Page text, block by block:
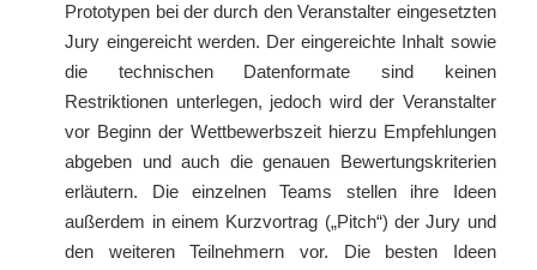
Prototypen bei der durch den Veranstalter eingesetzten
Jury eingereicht werden. Der eingereichte Inhalt sowie
die technischen Datenformate sind keinen
Restriktionen unterlegen, jedoch wird der Veranstalter
vor Beginn der Wettbewerbszeit hierzu Empfehlungen
abgeben und auch die genauen Bewertungskriterien
erläutern. Die einzelnen Teams stellen ihre Ideen
außerdem in einem Kurzvortrag („Pitch“) der Jury und
den weiteren Teilnehmern vor. Die besten Ideen